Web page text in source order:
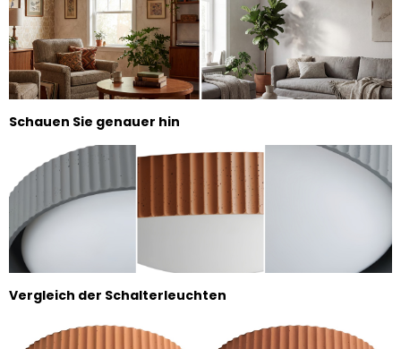
Schauen Sie genauer hin
Vergleich der Schalterleuchten